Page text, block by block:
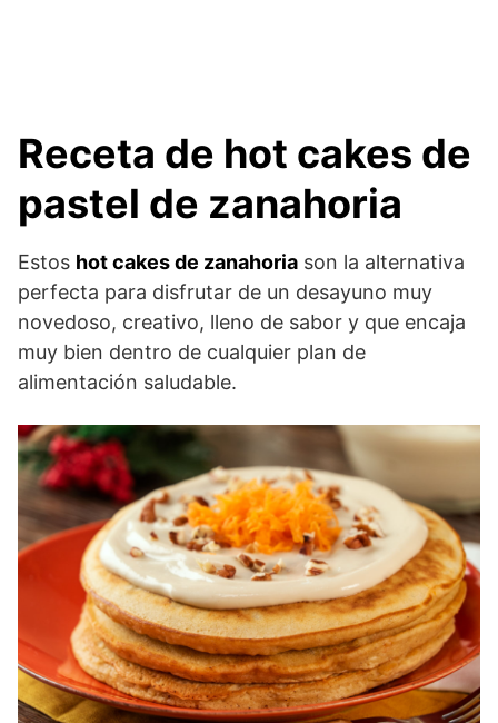
Receta de hot cakes de
pastel de zanahoria
Estos hot cakes de zanahoria son la alternativa
perfecta para disfrutar de un desayuno muy
novedoso, creativo, lleno de sabor y que encaja
muy bien dentro de cualquier plan de
alimentación saludable.